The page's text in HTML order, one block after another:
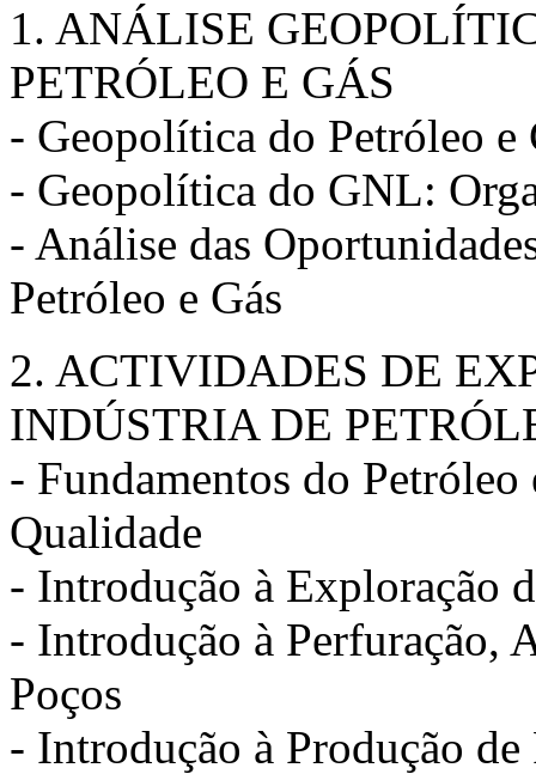
1. ANÁLISE
PETRÓLEO E GÁS
- Geopolítica do Petróleo e
- Geopolítica do GNL:
- Análise das
Petróleo e Gás
2. ACTIVIDADES DE
INDÚSTRIA DE
- Fundamentos do
Qualidade
- Introdução à Exploração
- Introdução à Perfuração,
Poços
- Introdução à Produção de